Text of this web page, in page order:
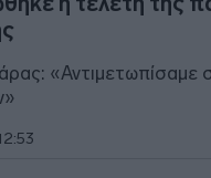
«Αντιμετωπίσαμε